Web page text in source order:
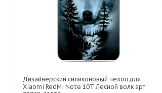
Дизайнерский силиконовый чехол для
Xiaomi RedMi Note 10T Лесной волк арт: